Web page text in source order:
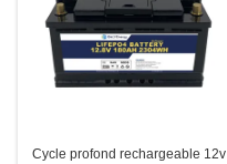
Cycle profond rechargeable 12v